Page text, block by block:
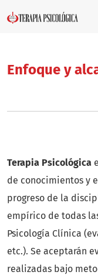
Enfoque y
Enfoque y
Terapia Psicológica
de conocimientos y
progreso de la
empírico de todas
Psicología Clínica
etc.). Se aceptarán
realizadas bajo